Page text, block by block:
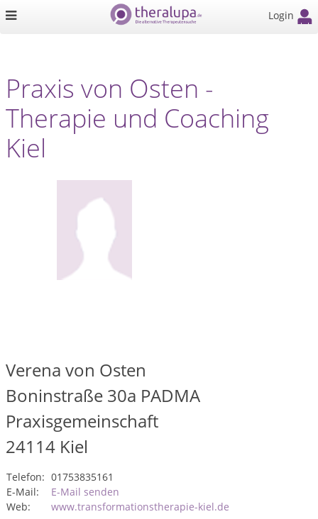
Login
Praxis von Osten -
Therapie und Coaching
Kiel
Verena von Osten
Boninstraße 30a PADMA
Praxisgemeinschaft
24114 Kiel
Telefon: 01753835161
E-Mail:
E-Mail senden
Web:
www.transformationstherapie-kiel.de